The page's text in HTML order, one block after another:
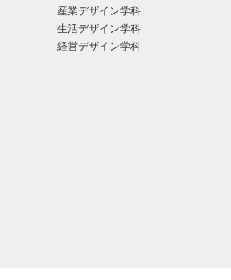
産業デザイン学科
生活デザイン学科
経営デザイン学科